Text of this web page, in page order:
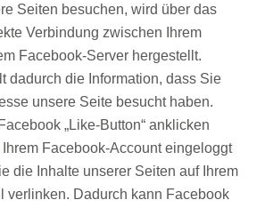
Seiten besuchen, wird über das
Verbindung zwischen Ihrem
Facebook-Server hergestellt.
dadurch die Information, dass Sie
unsere Seite besucht haben.
„Like-Button“ anklicken
Facebook-Account eingeloggt
die Inhalte unserer Seiten auf Ihrem
verlinken. Dadurch kann Facebook